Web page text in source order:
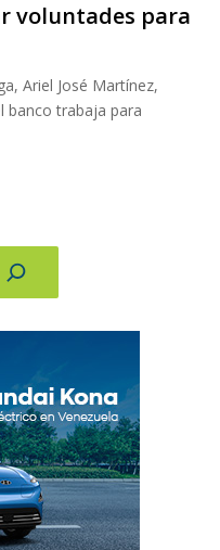
voluntades para
Ariel José Martínez,
banco trabaja para